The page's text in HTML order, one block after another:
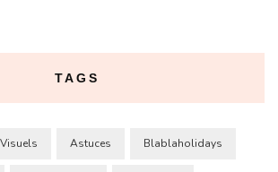
TAGS
Astuces Blablaholidays